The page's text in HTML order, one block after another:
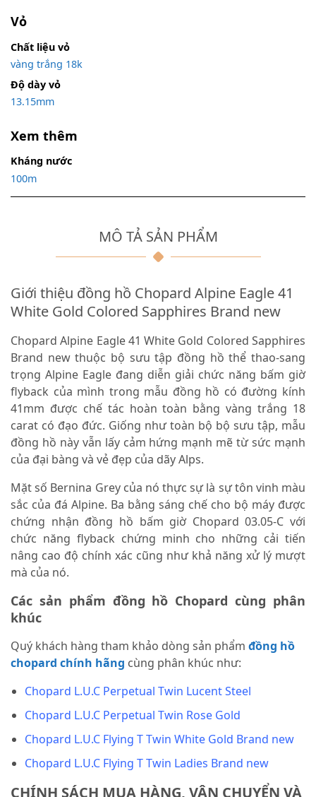
MÔ TẢ SẢN PHẨM
Giới thiệu đồng hồ Chopard Alpine Eagle 41
White Gold Colored Sapphires Brand new
Chopard Alpine Eagle 41 White Gold Colored Sapphires
Brand new thuộc bộ sưu tập đồng hồ thể thao-sang
trọng Alpine Eagle đang diễn giải chức năng bấm giờ
flyback của mình trong mẫu đồng hồ có đường kính
41mm được chế tác hoàn toàn bằng vàng trắng 18
carat có đạo đức. Giống như toàn bộ bộ sưu tập, mẫu
đồng hồ này vẫn lấy cảm hứng mạnh mẽ từ sức mạnh
của đại bàng và vẻ đẹp của dãy Alps.
Mặt số Bernina Grey của nó thực sự là sự tôn vinh màu
sắc của đá Alpine. Ba bằng sáng chế cho bộ máy được
chứng nhận đồng hồ bấm giờ Chopard 03.05-C với
chức năng flyback chứng minh cho những cải tiến
nâng cao độ chính xác cũng như khả năng xử lý mượt
mà của nó.
Các sản phẩm đồng hồ Chopard cùng phân
khúc
Quý khách hàng tham khảo dòng sản phẩm đồng hồ
chopard chính hãng cùng phân khúc như:
Chopard L.U.C Perpetual Twin Lucent Steel
Chopard L.U.C Perpetual Twin Rose Gold
Chopard L.U.C Flying T Twin White Gold Brand new
Chopard L.U.C Flying T Twin Ladies Brand new
CHÍNH SÁCH MUA HÀNG, VẬN CHUYỂN VÀ
Vỏ
Chất liệu vỏ
vàng trắng 18k
Độ dày vỏ
13.15mm
Xem thêm
Kháng nước
100m